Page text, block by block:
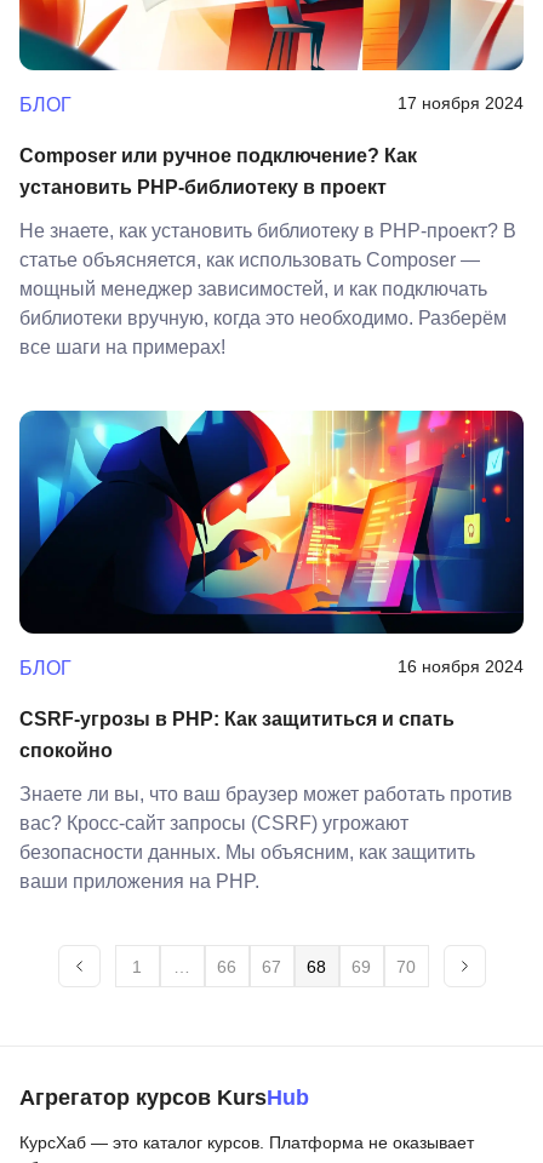
БЛОГ 17 ноября 2024
Composer или ручное подключение? Как
установить PHP-библиотеку в проект
Не знаете, как установить библиотеку в PHP-проект? В
статье объясняется, как использовать Composer —
мощный менеджер зависимостей, и как подключать
библиотеки вручную, когда это необходимо. Разберём
все шаги на примерах!
БЛОГ 16 ноября 2024
CSRF-угрозы в PHP: Как защититься и спать
спокойно
Знаете ли вы, что ваш браузер может работать против
вас? Кросс-сайт запросы (CSRF) угрожают
безопасности данных. Мы объясним, как защитить
ваши приложения на PHP.
1 66 67 68 69 70
Агрегатор курсов KursHub
КурсХаб — это каталог курсов. Платформа не оказывает